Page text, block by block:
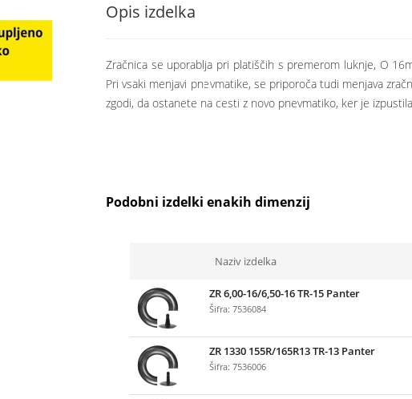
Opis izdelka
Zračnica se uporablja pri platiščih s premerom luknje, O
Pri vsaki menjavi pnevmatike, se priporoča tudi menjava
zgodi, da ostanete na cesti z novo pnevmatiko, ker je
Podobni izdelki enakih dimenzij
Naziv izdelka
ZR 6,00-16/6,50-16 TR-15 Panter
Šifra: 7536084
ZR 1330 155R/165R13 TR-13 Panter
Šifra: 7536006